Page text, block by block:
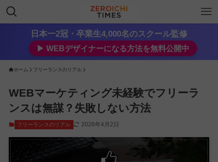
日本一2冠・卒業生4,000名のスクール監修
▶︎ WEBデザイナーになる方法を無料公開中
ホーム フリーランスのリアル
WEBマーケティング未経験でフリーラ
ンスは無謀？失敗しない方法
フリーランスのリアル 2026年4月2日